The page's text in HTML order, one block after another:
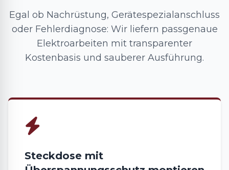
Egal ob Nachrüstung, Gerätespezialanschluss
oder Fehlerdiagnose: Wir liefern passgenaue
Elektroarbeiten mit transparenter
Kostenbasis und sauberer Ausführung.
Steckdose mit